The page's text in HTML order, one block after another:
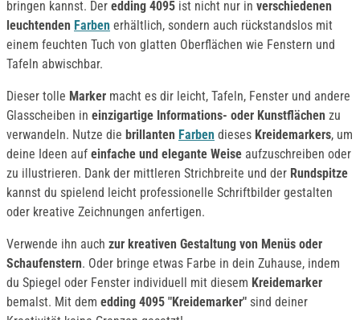
bringen kannst. Der edding 4095 ist nicht nur in verschiedenen
leuchtenden Farben erhältlich, sondern auch rückstandslos mit
einem feuchten Tuch von glatten Oberflächen wie Fenstern und
Tafeln abwischbar.
Dieser tolle Marker macht es dir leicht, Tafeln, Fenster und andere
Glasscheiben in einzigartige Informations- oder Kunstflächen zu
verwandeln. Nutze die brillanten Farben dieses Kreidemarkers, um
deine Ideen auf einfache und elegante Weise aufzuschreiben oder
zu illustrieren. Dank der mittleren Strichbreite und der Rundspitze
kannst du spielend leicht professionelle Schriftbilder gestalten
oder kreative Zeichnungen anfertigen.
Verwende ihn auch zur kreativen Gestaltung von Menüs oder
Schaufenstern. Oder bringe etwas Farbe in dein Zuhause, indem
du Spiegel oder Fenster individuell mit diesem Kreidemarker
bemalst. Mit dem edding 4095 "Kreidemarker" sind deiner